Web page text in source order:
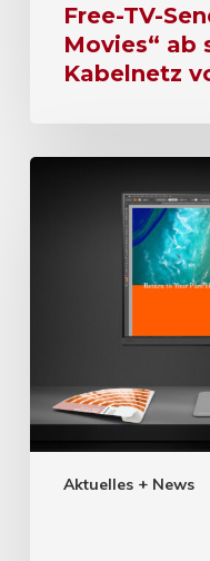
Free-TV-
Movies“ ab
Kabelnetz
Aktuelles + News